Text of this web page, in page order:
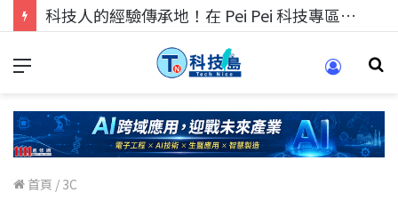
科技人的經驗傳承地！在 Pei Pei 科技專區，與學弟妹交流最硬核的技術
首頁 / 3C